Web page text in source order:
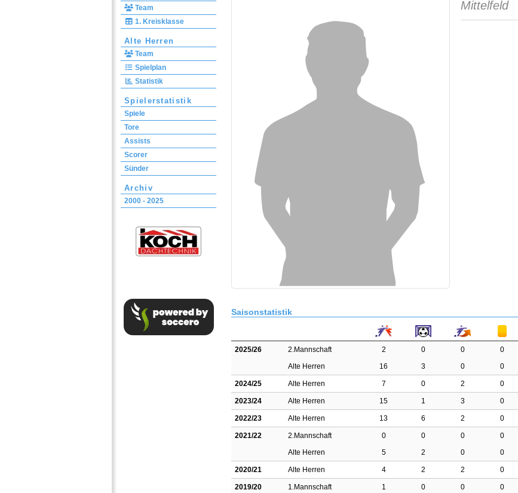
Team
1. Kreisklasse
Alte Herren
Team
Spielplan
Statistik
Spielerstatistik
Spiele
Tore
Assists
Scorer
Sünder
Archiv
2000 - 2025
Mittelfeld
Saisonstatistik
2025/26 2.Mannschaft 2 0 0 0
Alte Herren
16 3 0 0
2024/25 Alte Herren 7 0 2 0
2023/24 Alte Herren 15 1 3 0
2022/23 Alte Herren 13 6 2 0
2021/22 2.Mannschaft 0 0 0 0
Alte Herren
5 2 0 0
2020/21 Alte Herren 4 2 2 0
2019/20 1.Mannschaft 1 0 0 0